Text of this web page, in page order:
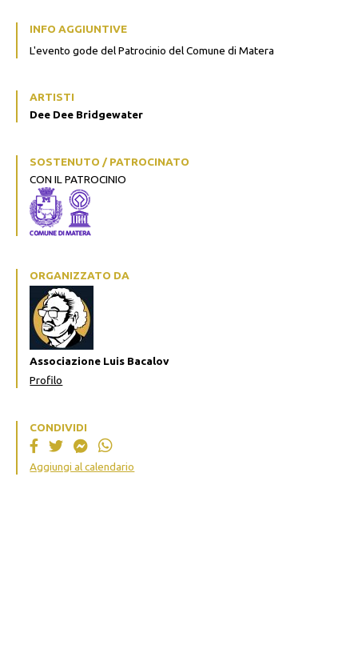
INFO AGGIUNTIVE
L'evento gode del Patrocinio del Comune di Matera
ARTISTI
Dee Dee Bridgewater
SOSTENUTO / PATROCINATO
CON IL PATROCINIO
ORGANIZZATO DA
Associazione Luis Bacalov
Profilo
CONDIVIDI
Aggiungi al calendario